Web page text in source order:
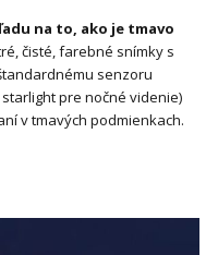
na to, ako je tmavo
čisté, farebné snímky s
senzoru
pre nočné videnie)
v tmavých podmienkach.